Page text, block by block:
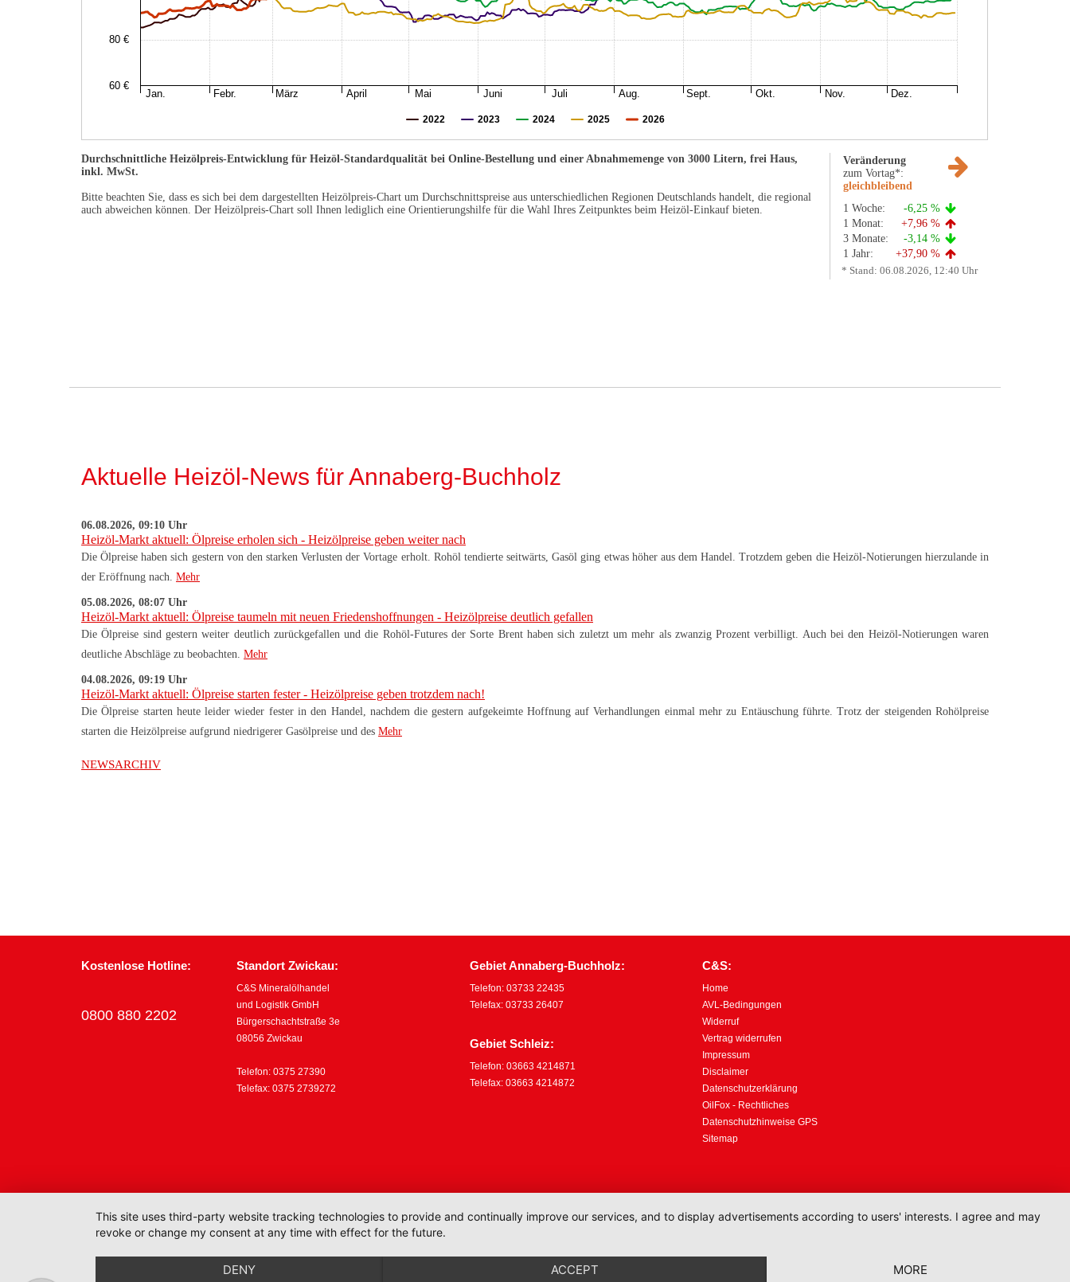
Aktuelle Heizöl-News für Annaberg-Buchholz
Kostenlose Hotline:
0800 880 2202
Standort Zwickau:
C&S Mineralölhandel
und Logistik GmbH
Bürgerschachtstraße 3e
08056 Zwickau
Telefon: 0375 27390
Telefax: 0375 2739272
Gebiet Annaberg-Buchholz:
Telefon: 03733 22435
Telefax: 03733 26407
Gebiet Schleiz:
Telefon: 03663 4214871
Telefax: 03663 4214872
C&S:
Home
AVL-Bedingungen
Widerruf
Vertrag widerrufen
Impressum
Disclaimer
Datenschutzerklärung
OilFox - Rechtliches
Datenschutzhinweise GPS
Sitemap
This site uses third-party website tracking technologies to provide and continually improve our services, and to display advertisements according to users' interests. I agree and may
revoke or change my consent at any time with effect for the future.
DENY ACCEPT MORE